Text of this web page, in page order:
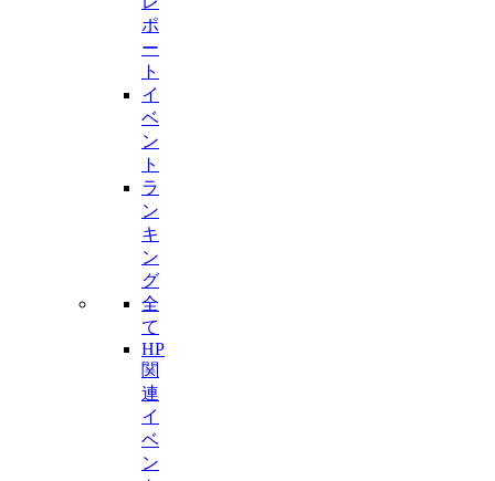
ポ
ー
ト
イ
ベ
ン
ト
ラ
ン
キ
ン
グ
全
て
HP
関
連
イ
ベ
ン